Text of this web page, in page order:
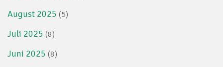
August 2025 (5)
Juli 2025 (8)
Juni 2025 (8)